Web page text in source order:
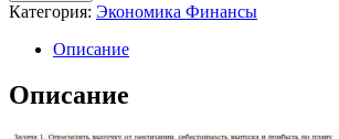
Категория: Экономика Финансы
Описание
Описание